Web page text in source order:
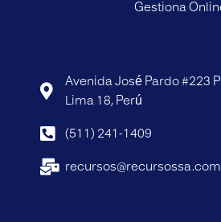
Gestiona
Avenida José Pardo #223
Lima 18, Perú
(511) 241-1409
recursos@recursossa.com